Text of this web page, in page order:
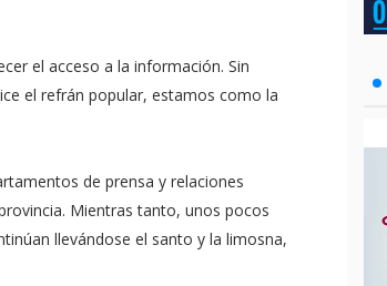
el acceso a la información. Sin
el refrán popular, estamos como la
de prensa y relaciones
Mientras tanto, unos pocos
llevándose el santo y la limosna,